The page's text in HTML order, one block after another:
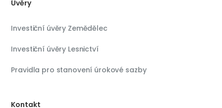
Úvěry
Investiční úvěry Zemědělec
Investiční úvěry Lesnictví
Pravidla pro stanovení úrokové sazby
Kontakt